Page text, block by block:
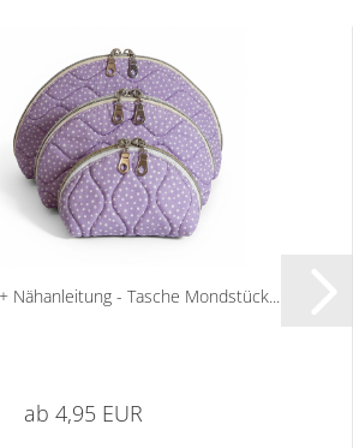
Nähanleitung - Tasche Mondstück...
ab 4,95 EUR